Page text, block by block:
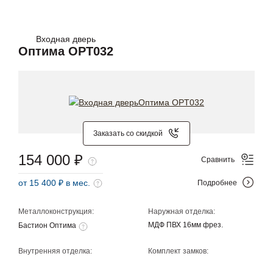
Входная дверь
Оптима OPT032
Заказать со скидкой
Металлоконструкция:
Бастион Оптима
Наружная отделка:
МДФ ПВХ 16мм фрез.
Внутренняя отделка:
Комплект замков:
154 000 ₽
от 15 400 ₽ в мес.
Сравнить
Подробнее